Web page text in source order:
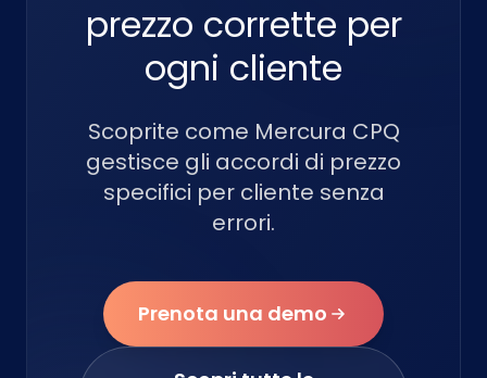
prezzo corrette per
ogni cliente
Scoprite come Mercura CPQ
gestisce gli accordi di prezzo
specifici per cliente senza
errori.
Prenota una demo